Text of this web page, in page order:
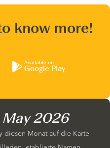
know more!
Available on
Google Play
May 2026
diesen Monat auf die Karte